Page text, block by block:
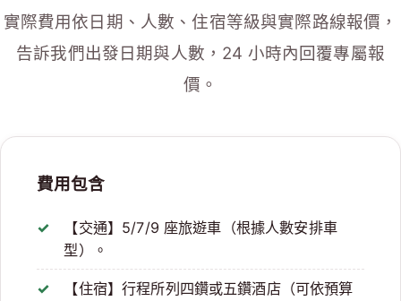
實際費用依日期、人數、住宿等級與實際路線報價，
告訴我們出發日期與人數，24 小時內回覆專屬報
價。
費用包含
【交通】5/7/9 座旅遊車（根據人數安排車
型）。
【住宿】行程所列四鑽或五鑽酒店（可依預算